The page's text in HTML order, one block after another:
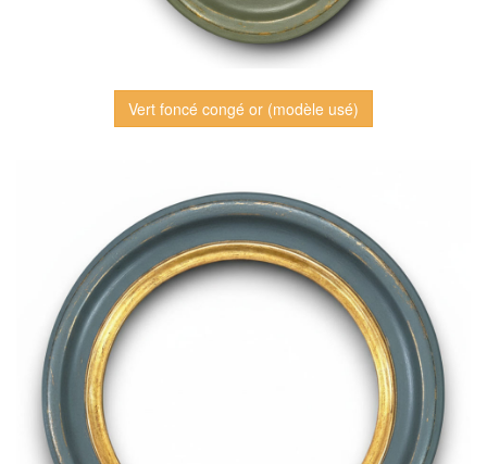
Vert foncé congé or (modèle usé)